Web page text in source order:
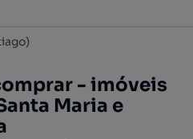
- imóveis
Maria e